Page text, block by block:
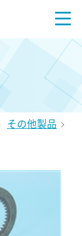
その他製品